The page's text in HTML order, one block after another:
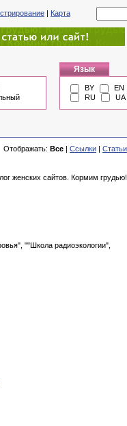
| Карта
Язык
BY
EN
RU
UA
Отображать: Все | Ссылки | Статьи
женских сайтов. Кормим грудью!
""Школа радиоэкологии",